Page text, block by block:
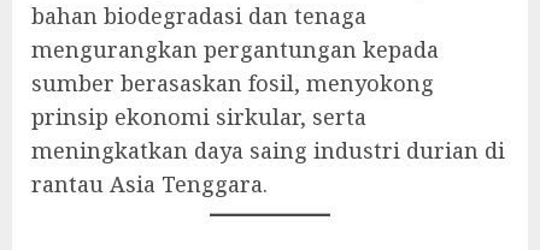
bahan biodegradasi dan tenaga
mengurangkan pergantungan kepada
sumber berasaskan fosil, menyokong
prinsip ekonomi sirkular, serta
meningkatkan daya saing industri durian di
rantau Asia Tenggara.